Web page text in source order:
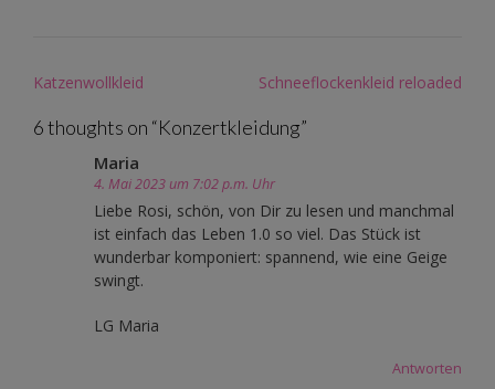
Post
Katzenwollkleid Schneeflockenkleid reloaded
6 thoughts on “Konzertkleidung”
Maria
4. Mai 2023 um 7:02 p.m. Uhr
Liebe Rosi, schön, von Dir zu lesen und manchmal
ist einfach das Leben 1.0 so viel. Das Stück ist
wunderbar komponiert: spannend, wie eine Geige
swingt.
LG Maria
Antworten